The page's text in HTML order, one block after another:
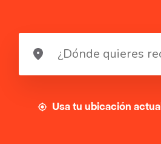
Usa tu ubicación actual